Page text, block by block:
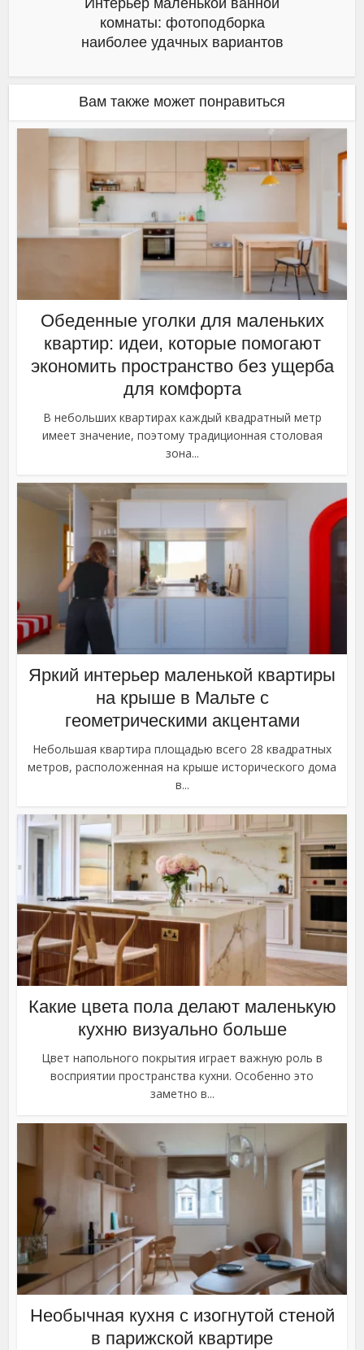
Интерьер маленькой ванной
комнаты: фотоподборка
наиболее удачных вариантов
Вам также может понравиться
Обеденные уголки для маленьких
квартир: идеи, которые помогают
экономить пространство без ущерба
для комфорта
В небольших квартирах каждый квадратный метр
имеет значение, поэтому традиционная столовая
зона...
Яркий интерьер маленькой квартиры
на крыше в Мальте с
геометрическими акцентами
Небольшая квартира площадью всего 28 квадратных
метров, расположенная на крыше исторического дома
в...
Какие цвета пола делают маленькую
кухню визуально больше
Цвет напольного покрытия играет важную роль в
восприятии пространства кухни. Особенно это
заметно в...
Необычная кухня с изогнутой стеной
в парижской квартире